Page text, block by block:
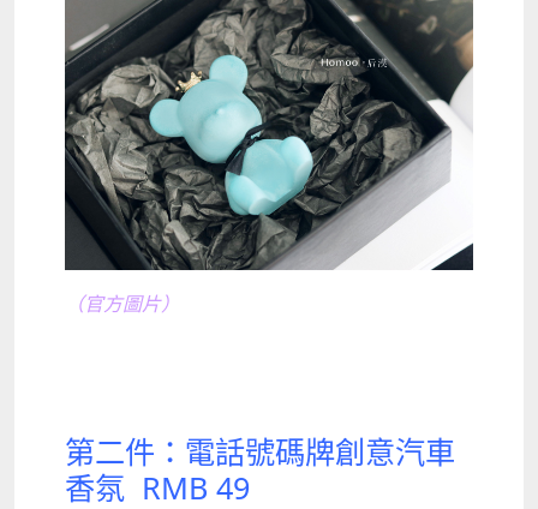
（官方圖片）
第二件：電話號碼牌創意汽車
香氛 RMB 49